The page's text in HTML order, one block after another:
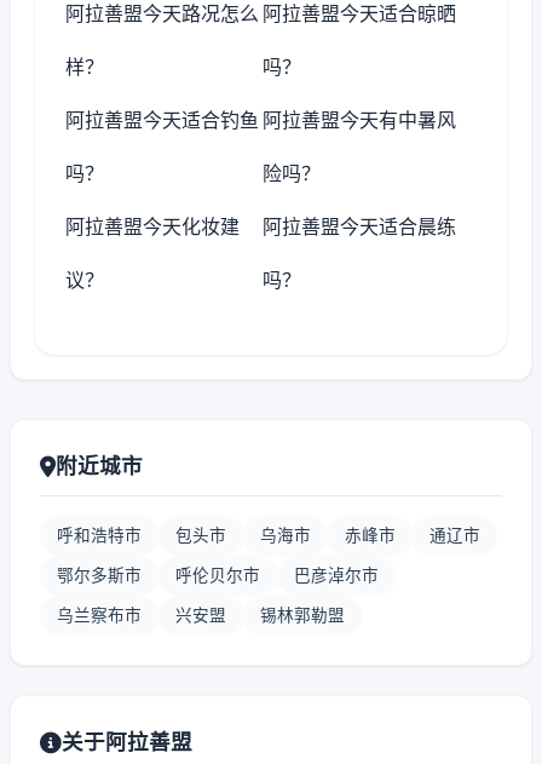
阿拉善盟今天路况怎么
样？
阿拉善盟今天适合晾晒
吗？
阿拉善盟今天适合钓鱼
吗？
阿拉善盟今天有中暑风
险吗？
阿拉善盟今天化妆建
议？
阿拉善盟今天适合晨练
吗？
附近城市
呼和浩特市 包头市 乌海市 赤峰市 通辽市
鄂尔多斯市 呼伦贝尔市 巴彦淖尔市
乌兰察布市 兴安盟 锡林郭勒盟
关于阿拉善盟